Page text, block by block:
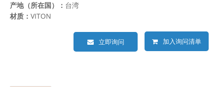
产地（所在国）： 台湾
材质： VITON
立即询问 加入询问清单